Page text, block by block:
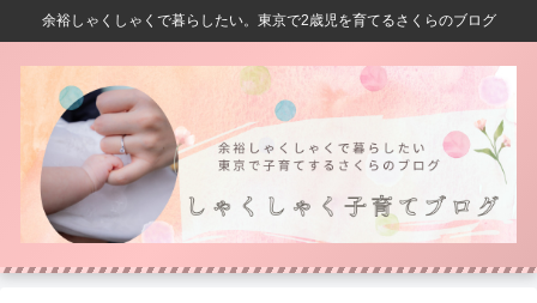
余裕しゃくしゃくで暮らしたい。東京で2歳児を育てるさくらのブログ